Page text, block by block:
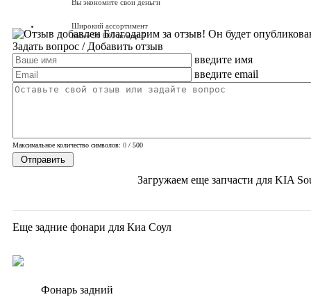
Вы экономите свои деньги
Широкий ассортимент
Более 90 000 позиций
Доставка по России от 250 руб.
Вопросы? Звоните!
Благодарим за отзыв! Он будет
Задать вопрос / Добавить отзыв
введите имя
введите email
Максимальное количество символов: 0 / 500
Загружаем еще запчасти для KIA
Еще задние фонари для Киа Соул